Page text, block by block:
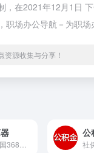
在2021年12月1日
场办公导航－为职场
源收集与分享！
公